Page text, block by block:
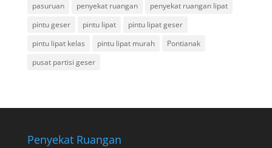
pasuruan
penyekat ruangan
penyekat ruangan lipat
pintu geser
pintu lipat
pintu lipat geser
pintu lipat kelas
pintu lipat murah
Pontianak
pusat partisi geser
Penyekat Ruangan